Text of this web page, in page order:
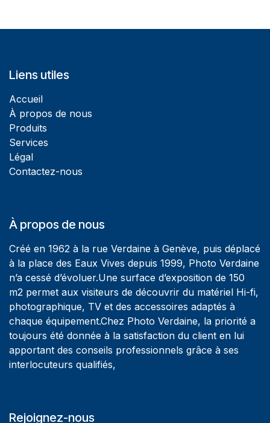
Liens utiles
Accueil
À propos de nous
Produits
Services
Légal
Contactez-nous
À propos de nous
Créé en 1962 à la rue Verdaine à Genève, puis déplacé
à la place des Eaux Vives depuis 1999, Photo Verdaine
n’a cessé d’évoluer.Une surface d’exposition de 150
m2 permet aux visiteurs de découvrir du matériel Hi-fi,
photographique, TV et des accessoires adaptés à
chaque équipement.Chez Photo Verdaine, la priorité a
toujours été donnée à la satisfaction du client en lui
apportant des conseils professionnels grâce à ses
interlocuteurs qualifiés,
Rejoignez-nous